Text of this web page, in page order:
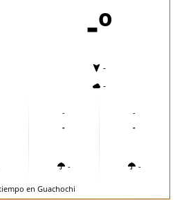
-º
-
-
-
-
-
-
-
-
en Guachochi